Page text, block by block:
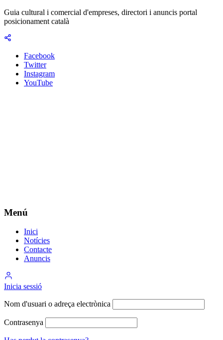
Guia cultural i comercial d'empreses, directori i anuncis portal
posicionament català
Facebook
Twitter
Instagram
YouTube
Menú
Inici
Notícies
Contacte
Anuncis
Inicia sessió
Nom d'usuari o adreça electrònica
Contrasenya